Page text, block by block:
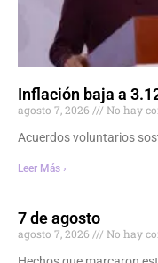
Inflación baja a
agosto 7, 2026
No hay
Acuerdos voluntarios
Leer Más ›
7 de agosto
agosto 7, 2026
No hay